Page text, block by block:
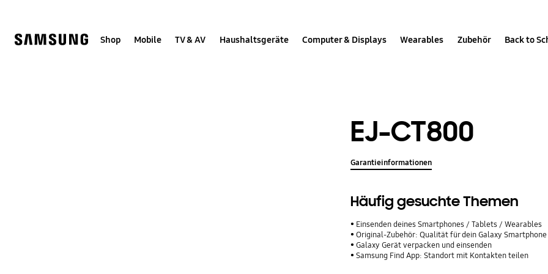
help
Shop Mobile TV & AV Haushaltsgeräte Computer & Displays Wearables Zubehör Back to
EJ-CT800
Garantieinformationen
Häufig gesuchte Themen
Einsenden deines Smartphones / Tablets / Wearables
Original-Zubehör: Qualität für dein Galaxy Smartphone
Galaxy Gerät verpacken und einsenden
Samsung Find App: Standort mit Kontakten teilen